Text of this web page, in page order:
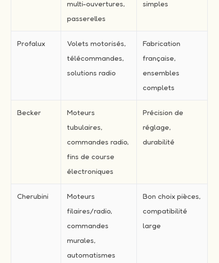
multi-ouvertures,
passerelles
simples
Profalux
Volets motorisés,
télécommandes,
solutions radio
Fabrication
française,
ensembles
complets
Becker
Moteurs
tubulaires,
commandes radio,
fins de course
électroniques
Précision de
réglage,
durabilité
Cherubini
Moteurs
filaires/radio,
commandes
murales,
automatismes
Bon choix pièces,
compatibilité
large